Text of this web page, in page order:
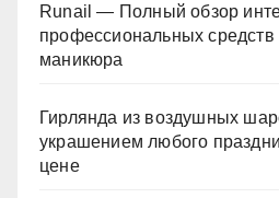
Runail — Полный обзор
профессиональных
маникюра
Гирлянда из воздушных
украшением любого
цене